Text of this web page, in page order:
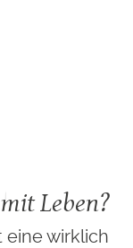
Leben?
eine wirklich